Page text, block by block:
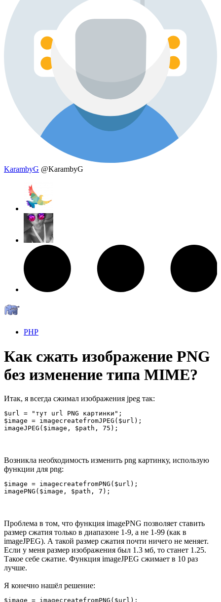
KarambyG @KarambyG
PHP
Как сжать изображение PNG
без изменение типа MIME?
Итак, я всегда сжимал изображения jpeg так:
$url = "тут url PNG картинки";
$image = imagecreatefromJPEG($url);
imageJPEG($image, $path, 75);
Возникла необходимость изменить png картинку, использую
функции для png:
$image = imagecreatefromPNG($url);
imagePNG($image, $path, 7);
Проблема в том, что функция imagePNG позволяет ставить
размер сжатия только в диапазоне 1-9, а не 1-99 (как в
imageJPEG). А такой размер сжатия почти ничего не меняет.
Если у меня размер изображения был 1.3 мб, то станет 1.25.
Такое себе сжатие. Функция imageJPEG сжимает в 10 раз
лучше.
Я конечно нашёл решение:
$image = imagecreatefromPNG($url);